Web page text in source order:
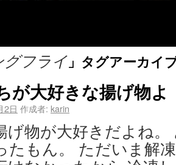
グフライ 」タグアーカイ
が大好きな揚げ物よ
2日 作成者: karin
げ物が大好きだよね
たもん。 ただいま解